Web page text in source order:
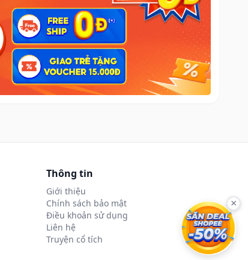
Thông tin
Giới thiệu
Chính sách bảo mật
Điều khoản sử dụng
Liên hệ
Truyện cổ tích
×